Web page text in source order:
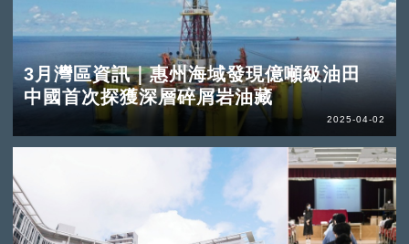
3月灣區資訊｜惠州海域發現億噸級油田
中國首次探獲深層碎屑岩油藏
2025-04-02